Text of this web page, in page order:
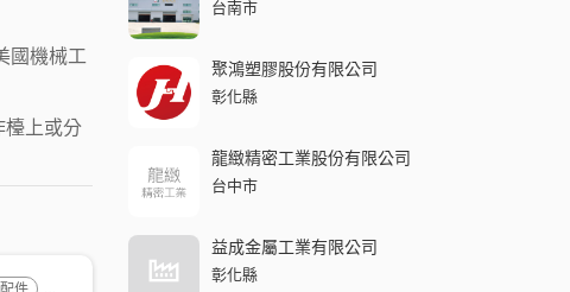
國機械工
檯上或分
台南市
聚鴻塑膠股份有限公司
彰化縣
龍緻精密工業股份有限公司
台中市
益成金屬工業有限公司
彰化縣